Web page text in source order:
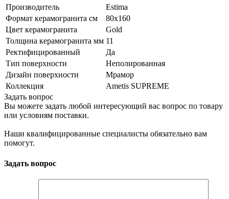
Производитель
Estima
Формат керамогранита см
80х160
Цвет керамогранита
Gold
Толщина керамогранита мм 11
Ректифицированный
Да
Тип поверхности
Неполированная
Дизайн поверхности
Мрамор
Коллекция
Ametis SUPREME
Задать вопрос
Вы можете задать любой интересующий вас вопрос по товару
или условиям поставки.
Наши квалифицированные специалисты обязательно вам
помогут.
Задать вопрос